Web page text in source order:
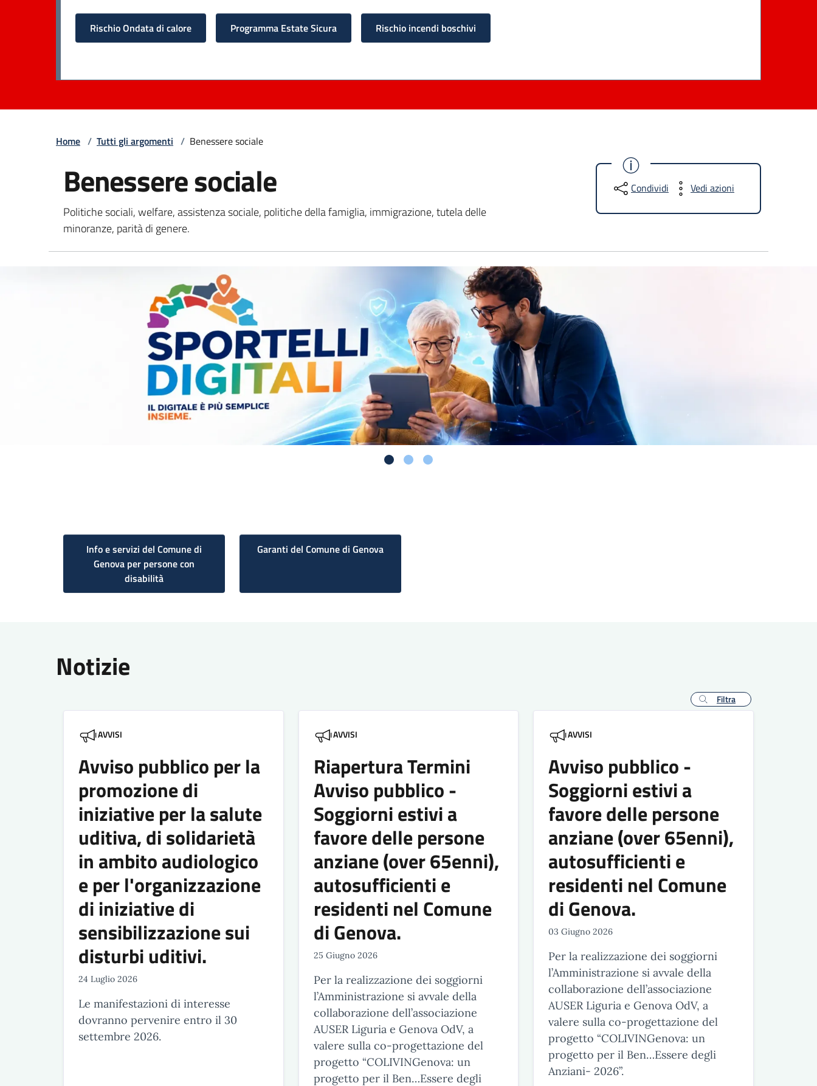
Rischio Ondata di calore Programma Estate Sicura Rischio incendi boschivi
Home / Tutti gli argomenti / Benessere sociale
Benessere sociale
Politiche sociali, welfare, assistenza sociale, politiche della famiglia, immigrazione, tutela delle
minoranze, parità di genere.
Condividi Vedi azioni
Info e servizi del Comune di
Genova per persone con
disabilità
Garanti del Comune di Genova
Notizie
Filtra
AVVISI
Avviso pubblico per la
promozione di
iniziative per la salute
uditiva, di solidarietà
in ambito audiologico
e per l'organizzazione
di iniziative di
sensibilizzazione sui
disturbi uditivi.
24 Luglio 2026
Le manifestazioni di interesse
dovranno pervenire entro il 30
settembre 2026.
AVVISI
Riapertura Termini
Avviso pubblico -
Soggiorni estivi a
favore delle persone
anziane (over 65enni),
autosufficienti e
residenti nel Comune
di Genova.
25 Giugno 2026
Per la realizzazione dei soggiorni
l’Amministrazione si avvale della
collaborazione dell’associazione
AUSER Liguria e Genova OdV, a
valere sulla co-progettazione del
progetto “COLIVINGenova: un
progetto per il Ben…Essere degli
AVVISI
Avviso pubblico -
Soggiorni estivi a
favore delle persone
anziane (over 65enni),
autosufficienti e
residenti nel Comune
di Genova.
03 Giugno 2026
Per la realizzazione dei soggiorni
l’Amministrazione si avvale della
collaborazione dell’associazione
AUSER Liguria e Genova OdV, a
valere sulla co-progettazione del
progetto “COLIVINGenova: un
progetto per il Ben…Essere degli
Anziani- 2026”.